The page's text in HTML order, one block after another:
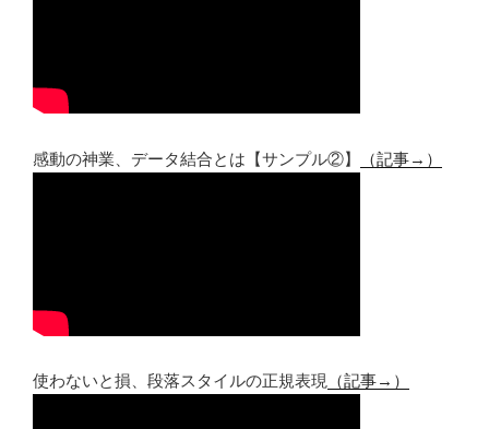
感動の神業、データ結合とは【サンプル②】 （記事→）
使わないと損、段落スタイルの正規表現 （記事→）